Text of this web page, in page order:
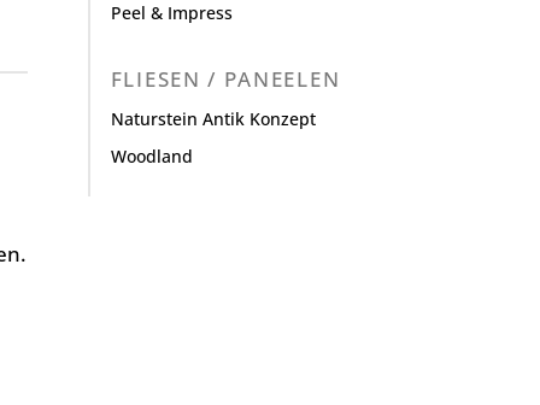
Peel & Impress
FLIESEN / PANEELEN
Naturstein Antik Konzept
Woodland